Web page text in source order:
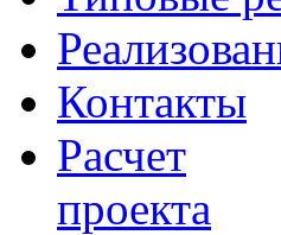
Контакты
Расчет
проекта